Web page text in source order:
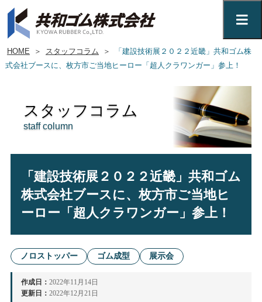
HOME ＞ スタッフコラム ＞
「建設技術展２０２２近畿」共和ゴム株
式会社ブースに、枚方市ご当地ヒーロー「超人クラワンガー」参上！
スタッフコラム
staff column
「建設技術展２０２２近畿」共和ゴム
株式会社ブースに、枚方市ご当地ヒ
ーロー「超人クラワンガー」参上！
ノロストッパー ゴム成型 展示会
作成日： 2022年11月14日
更新日： 2022年12月21日